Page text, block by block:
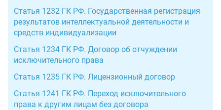
Статья 1232 ГК РФ. Государственная регистрация
результатов интеллектуальной деятельности и
средств индивидуализации
Статья 1234 ГК РФ. Договор об отчуждении
исключительного права
Статья 1235 ГК РФ. Лицензионный договор
Статья 1241 ГК РФ. Переход исключительного
права к другим лицам без договора